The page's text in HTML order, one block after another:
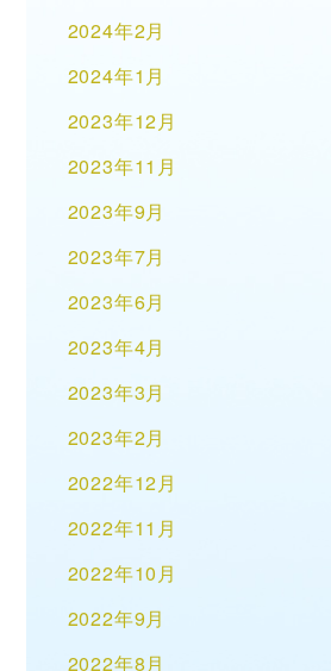
2024年2月
2024年1月
2023年12月
2023年11月
2023年9月
2023年7月
2023年6月
2023年4月
2023年3月
2023年2月
2022年12月
2022年11月
2022年10月
2022年9月
2022年8月